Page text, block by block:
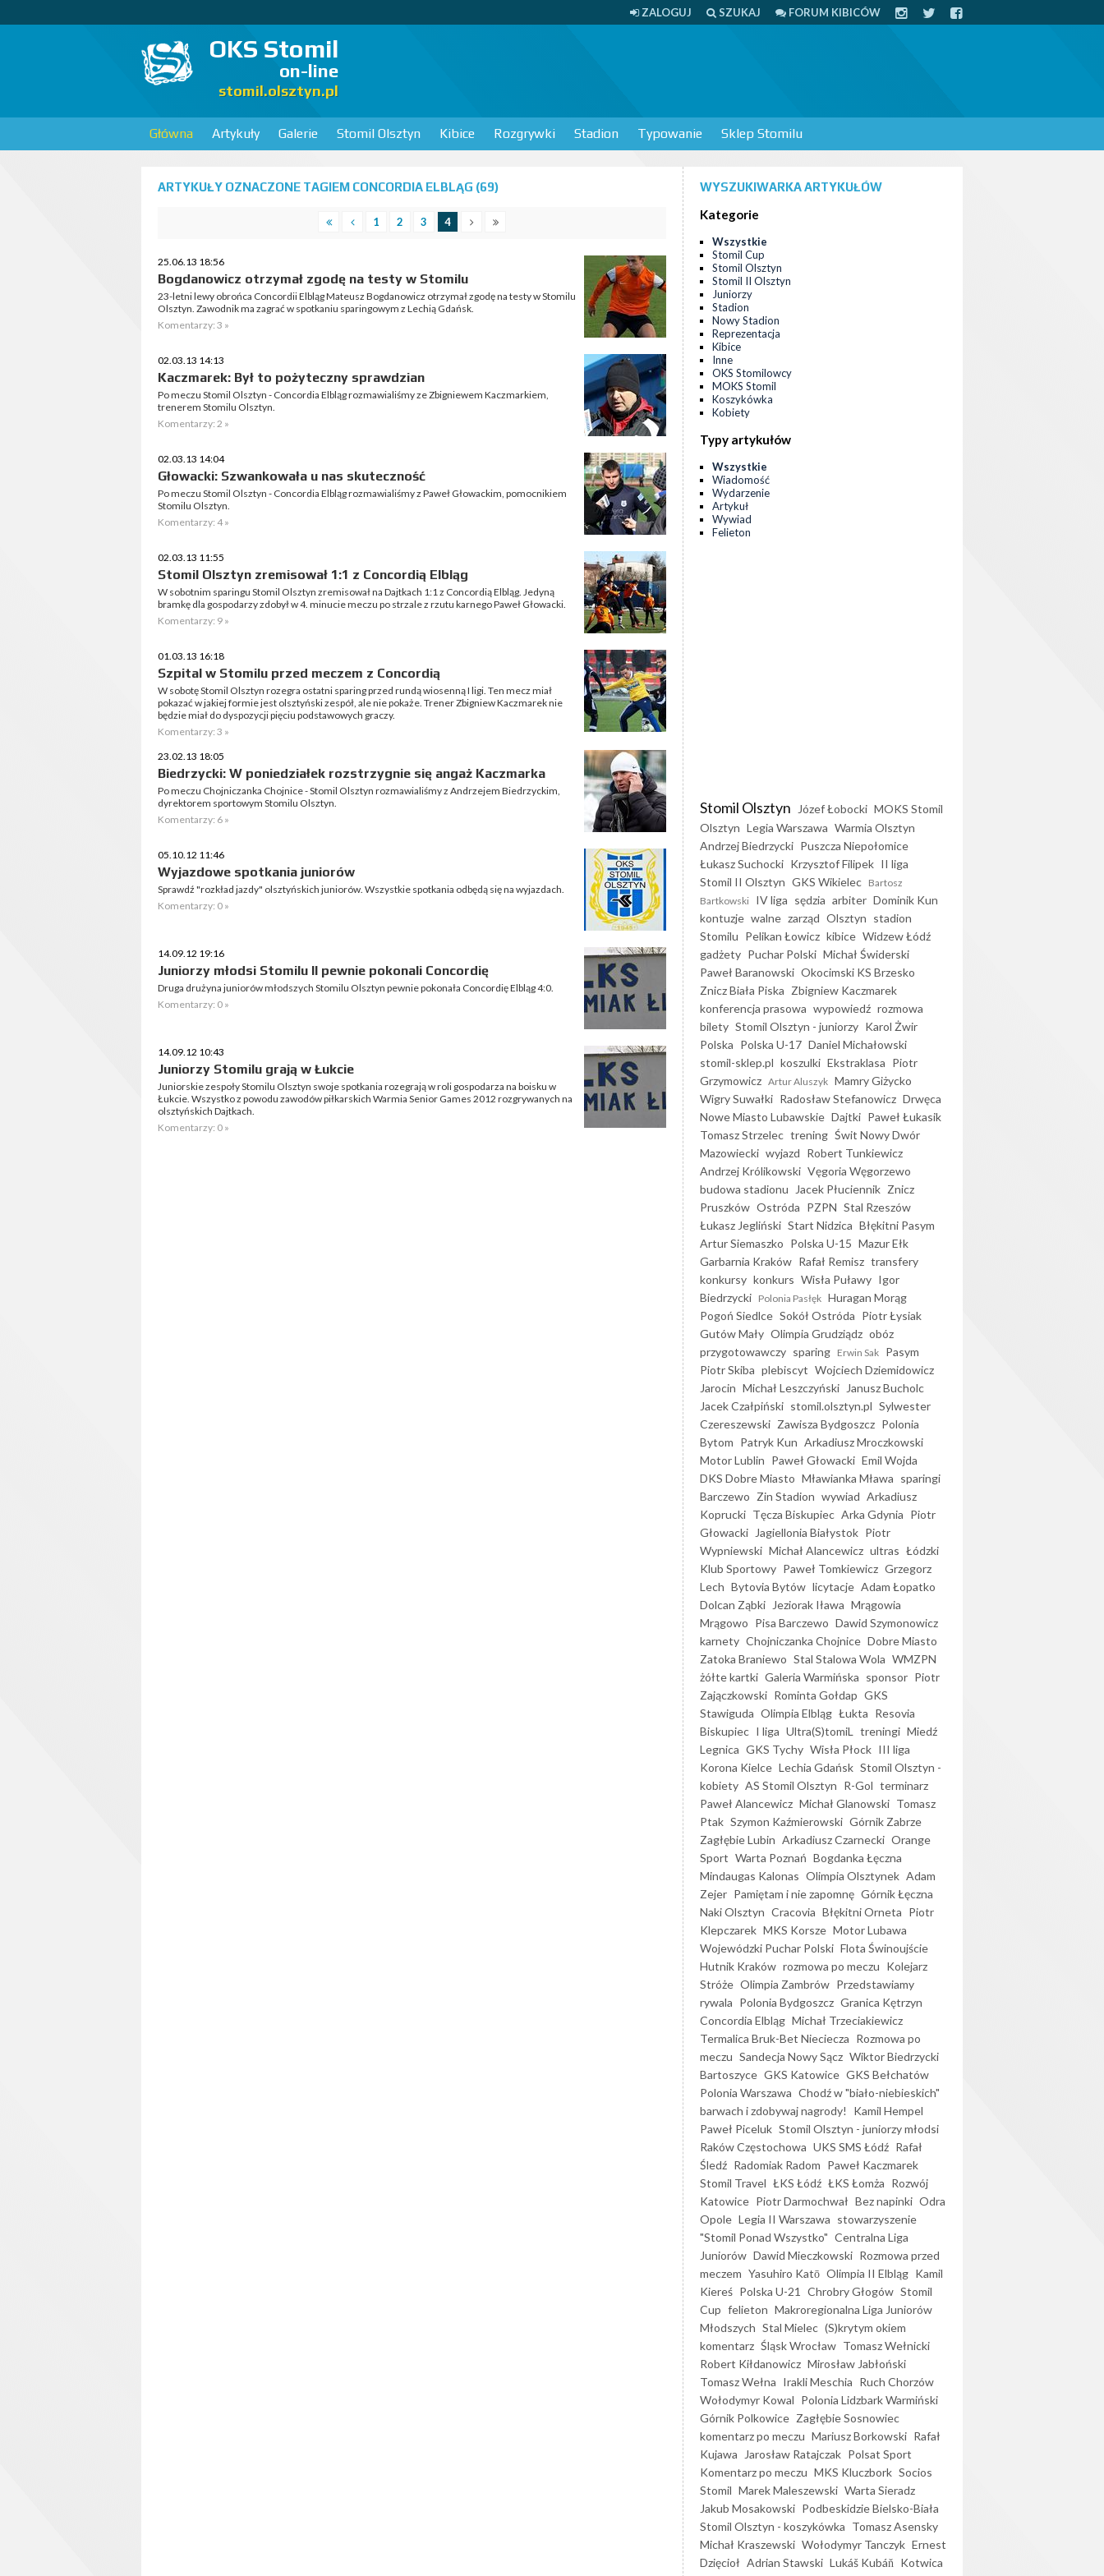
ZALOGUJ SZUKAJ FORUM KIBICÓW
OKS Stomil
on-line
stomil.olsztyn.pl
Główna Artykuły Galerie Stomil Olsztyn Kibice Rozgrywki Stadion Typowanie Sklep Stomilu
ARTYKUŁY OZNACZONE TAGIEM CONCORDIA ELBLĄG (69)
1 2 3 4
25.06.13 18:56
Bogdanowicz otrzymał zgodę na testy w Stomilu
23-letni lewy obrońca Concordii Elbląg Mateusz Bogdanowicz otrzymał zgodę na testy w Stomilu
Olsztyn. Zawodnik ma zagrać w spotkaniu sparingowym z Lechią Gdańsk.
Komentarzy: 3 »
02.03.13 14:13
Kaczmarek: Był to pożyteczny sprawdzian
Po meczu Stomil Olsztyn - Concordia Elbląg rozmawialiśmy ze Zbigniewem Kaczmarkiem,
trenerem Stomilu Olsztyn.
Komentarzy: 2 »
02.03.13 14:04
Głowacki: Szwankowała u nas skuteczność
Po meczu Stomil Olsztyn - Concordia Elbląg rozmawialiśmy z Paweł Głowackim, pomocnikiem
Stomilu Olsztyn.
Komentarzy: 4 »
02.03.13 11:55
Stomil Olsztyn zremisował 1:1 z Concordią Elbląg
W sobotnim sparingu Stomil Olsztyn zremisował na Dajtkach 1:1 z Concordią Elbląg. Jedyną
bramkę dla gospodarzy zdobył w 4. minucie meczu po strzale z rzutu karnego Paweł Głowacki.
Komentarzy: 9 »
01.03.13 16:18
Szpital w Stomilu przed meczem z Concordią
W sobotę Stomil Olsztyn rozegra ostatni sparing przed rundą wiosenną I ligi. Ten mecz miał
pokazać w jakiej formie jest olsztyński zespół, ale nie pokaże. Trener Zbigniew Kaczmarek nie
będzie miał do dyspozycji pięciu podstawowych graczy.
Komentarzy: 3 »
23.02.13 18:05
Biedrzycki: W poniedziałek rozstrzygnie się angaż Kaczmarka
Po meczu Chojniczanka Chojnice - Stomil Olsztyn rozmawialiśmy z Andrzejem Biedrzyckim,
dyrektorem sportowym Stomilu Olsztyn.
Komentarzy: 6 »
05.10.12 11:46
Wyjazdowe spotkania juniorów
Sprawdź "rozkład jazdy" olsztyńskich juniorów. Wszystkie spotkania odbędą się na wyjazdach.
Komentarzy: 0 »
14.09.12 19:16
Juniorzy młodsi Stomilu II pewnie pokonali Concordię
Druga drużyna juniorów młodszych Stomilu Olsztyn pewnie pokonała Concordię Elbląg 4:0.
Komentarzy: 0 »
14.09.12 10:43
Juniorzy Stomilu grają w Łukcie
Juniorskie zespoły Stomilu Olsztyn swoje spotkania rozegrają w roli gospodarza na boisku w
Łukcie. Wszystko z powodu zawodów piłkarskich Warmia Senior Games 2012 rozgrywanych na
olsztyńskich Dajtkach.
Komentarzy: 0 »
WYSZUKIWARKA ARTYKUŁÓW
Kategorie
Wszystkie
Stomil Cup
Stomil Olsztyn
Stomil II Olsztyn
Juniorzy
Stadion
Nowy Stadion
Reprezentacja
Kibice
Inne
OKS Stomilowcy
MOKS Stomil
Koszykówka
Kobiety
Typy artykułów
Wszystkie
Wiadomość
Wydarzenie
Artykuł
Wywiad
Felieton
Stomil Olsztyn Józef Łobocki MOKS Stomil
Olsztyn Legia Warszawa Warmia Olsztyn
Andrzej Biedrzycki Puszcza Niepołomice
Łukasz Suchocki Krzysztof Filipek II liga
Stomil II Olsztyn GKS Wikielec Bartosz
Bartkowski IV liga sędzia arbiter Dominik Kun
kontuzje walne zarząd Olsztyn stadion
Stomilu Pelikan Łowicz kibice Widzew Łódź
gadżety Puchar Polski Michał Świderski
Paweł Baranowski Okocimski KS Brzesko
Znicz Biała Piska Zbigniew Kaczmarek
konferencja prasowa wypowiedź rozmowa
bilety Stomil Olsztyn - juniorzy Karol Żwir
Polska Polska U-17 Daniel Michałowski
stomil-sklep.pl koszulki Ekstraklasa Piotr
Grzymowicz Artur Aluszyk Mamry Giżycko
Wigry Suwałki Radosław Stefanowicz Drwęca
Nowe Miasto Lubawskie Dajtki Paweł Łukasik
Tomasz Strzelec trening Świt Nowy Dwór
Mazowiecki wyjazd Robert Tunkiewicz
Andrzej Królikowski Vęgoria Węgorzewo
budowa stadionu
Jacek Płuciennik Znicz
Pruszków Ostróda PZPN Stal Rzeszów
Łukasz Jegliński Start Nidzica Błękitni Pasym
Artur Siemaszko Polska U-15 Mazur Ełk
Garbarnia Kraków Rafał Remisz transfery
konkursy konkurs Wisła Puławy Igor
Biedrzycki Polonia Pasłęk Huragan Morąg
Pogoń Siedlce Sokół Ostróda Piotr Łysiak
Gutów Mały Olimpia Grudziądz obóz
przygotowawczy sparing Erwin Sak Pasym
Piotr Skiba plebiscyt Wojciech Dziemidowicz
Jarocin Michał Leszczyński
Janusz Bucholc
Jacek Czałpiński stomil.olsztyn.pl Sylwester
Czereszewski Zawisza Bydgoszcz Polonia
Bytom Patryk Kun Arkadiusz Mroczkowski
Motor Lublin Paweł Głowacki Emil Wojda
DKS Dobre Miasto Mławianka Mława sparingi
Barczewo Zin Stadion wywiad Arkadiusz
Koprucki Tęcza Biskupiec Arka Gdynia Piotr
Głowacki
Jagiellonia Białystok Piotr
Wypniewski Michał Alancewicz ultras Łódzki
Klub Sportowy Paweł Tomkiewicz Grzegorz
Lech Bytovia Bytów licytacje Adam Łopatko
Dolcan Ząbki
Jeziorak Iława Mrągowia
Mrągowo Pisa Barczewo Dawid Szymonowicz
karnety Chojniczanka Chojnice Dobre Miasto
Zatoka Braniewo Stal Stalowa Wola WMZPN
żółte kartki Galeria Warmińska sponsor Piotr
Zajączkowski Rominta Gołdap GKS
Stawiguda Olimpia Elbląg Łukta Resovia
Biskupiec I liga Ultra(S)tomiL treningi Miedź
Legnica GKS Tychy Wisła Płock III liga
Korona Kielce Lechia Gdańsk Stomil Olsztyn -
kobiety AS Stomil Olsztyn R-Gol terminarz
Paweł Alancewicz Michał Glanowski Tomasz
Ptak Szymon Kaźmierowski Górnik Zabrze
Zagłębie Lubin Arkadiusz Czarnecki Orange
Sport Warta Poznań Bogdanka Łęczna
Mindaugas Kalonas Olimpia Olsztynek Adam
Zejer Pamiętam i nie zapomnę Górnik Łęczna
Naki Olsztyn Cracovia Błękitni Orneta Piotr
Klepczarek MKS Korsze Motor Lubawa
Wojewódzki Puchar Polski Flota Świnoujście
Hutnik Kraków rozmowa po meczu Kolejarz
Stróże Olimpia Zambrów Przedstawiamy
rywala Polonia Bydgoszcz Granica Kętrzyn
Concordia Elbląg Michał Trzeciakiewicz
Termalica Bruk-Bet Nieciecza Rozmowa po
meczu Sandecja Nowy Sącz Wiktor Biedrzycki
Bartoszyce GKS Katowice GKS Bełchatów
Polonia Warszawa Chodź w "biało-niebieskich"
barwach i zdobywaj nagrody!
Kamil Hempel
Paweł Piceluk Stomil Olsztyn - juniorzy młodsi
Raków Częstochowa UKS SMS Łódź Rafał
Śledź Radomiak Radom Paweł Kaczmarek
Stomil Travel ŁKS Łódź ŁKS Łomża Rozwój
Katowice Piotr Darmochwał Bez napinki Odra
Opole Legia II Warszawa stowarzyszenie
"Stomil Ponad Wszystko" Centralna Liga
Juniorów Dawid Mieczkowski Rozmowa przed
meczem Yasuhiro Katō Olimpia II Elbląg Kamil
Kiereś Polska U-21 Chrobry Głogów Stomil
Cup felieton Makroregionalna Liga Juniorów
Młodszych Stal Mielec (S)krytym okiem
komentarz Śląsk Wrocław Tomasz Wełnicki
Robert Kiłdanowicz Mirosław Jabłoński
Tomasz Wełna Irakli Meschia Ruch Chorzów
Wołodymyr Kowal Polonia Lidzbark Warmiński
Górnik Polkowice Zagłębie Sosnowiec
komentarz po meczu Mariusz Borkowski Rafał
Kujawa
Jarosław Ratajczak Polsat Sport
Komentarz po meczu MKS Kluczbork Socios
Stomil Marek Maleszewski Warta Sieradz
Jakub Mosakowski Podbeskidzie Bielsko-Biała
Stomil Olsztyn - koszykówka Tomasz Asensky
Michał Kraszewski Wołodymyr Tanczyk Ernest
Dzięcioł Adrian Stawski Lukáš Kubáň Kotwica